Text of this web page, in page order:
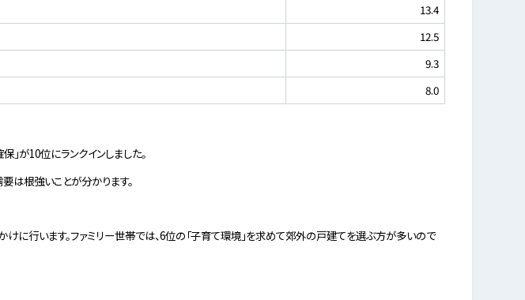
13.4
12.5
9.3
8.0
」が10位にランクインしました。
は根強いことが分かります。
に行います。ファミリー世帯では、6位の「子育て環境」を求めて郊外の戸建てを選ぶ方が多いので